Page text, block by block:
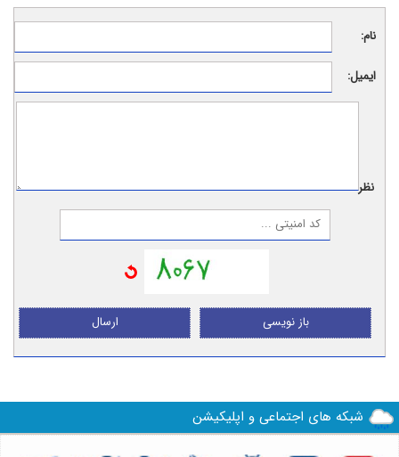
نام:
ایمیل:
نظر:
ارسال باز نویسی
شبکه های اجتماعی و اپلیکیشن